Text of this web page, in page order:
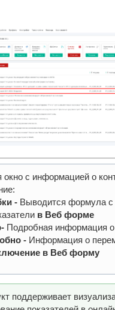
окно с информацией о
- Выводится формула с
в Веб форме
- Подробная информация
- Информация о
в Веб форму
поддерживает